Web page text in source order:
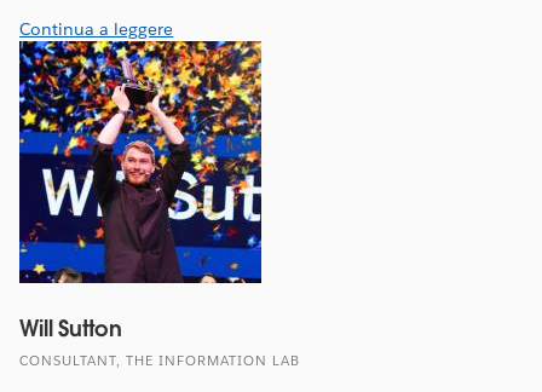
Continua a leggere
Will Sutton
CONSULTANT, THE INFORMATION LAB